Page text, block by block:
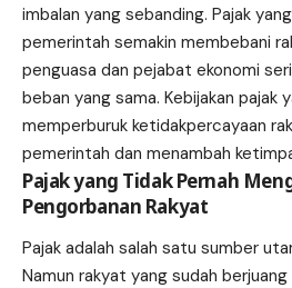
imbalan yang sebanding. Pajak
pemerintah semakin membebani
penguasa dan pejabat ekonomi
beban yang sama. Kebijakan pajak
memperburuk ketidakpercayaan
pemerintah dan menambah
Pajak yang Tidak Pernah
Pengorbanan Rakyat
Pajak adalah salah satu sumber
Namun rakyat yang sudah